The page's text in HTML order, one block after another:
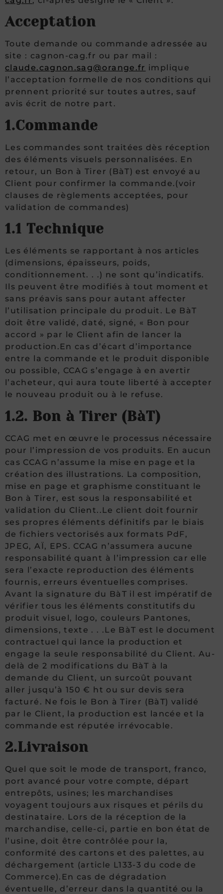
Acceptation
Toute demande ou commande adressée au
site : cagnon-cag.fr ou par mail :
claude.cagnon.sag@orange.fr implique
l’acceptation formelle de nos conditions qui
prennent priorité sur toutes autres, sauf
avis écrit de notre part.
1.Commande
Les commandes sont traitées dès réception
des éléments visuels personnalisées. En
retour, un Bon à Tirer (BàT) est envoyé au
Client pour confirmer la commande.(voir
clauses de règlements acceptées, pour
validation de commandes)
1.1 Technique
Les éléments se rapportant à nos articles
(dimensions, épaisseurs, poids,
conditionnement. . .) ne sont qu’indicatifs.
Ils peuvent être modifiés à tout moment et
sans préavis sans pour autant affecter
l’utilisation principale du produit. Le BàT
doit être validé, daté, signé, « Bon pour
accord » par le Client afin de lancer la
production.En cas d’écart d’importance
entre la commande et le produit disponible
ou possible, CCAG s’engage à en avertir
l’acheteur, qui aura toute liberté à accepter
le nouveau produit ou à le refuse.
1.2. Bon à Tirer (BàT)
CCAG met en œuvre le processus nécessaire
pour l’impression de vos produits. En aucun
cas CCAG n’assume la mise en page et la
création des illustrations. La composition,
mise en page et graphisme constituant le
Bon à Tirer, est sous la responsabilité et
validation du Client..Le client doit fournir
ses propres éléments définitifs par le biais
de fichiers vectorisés aux formats PdF,
JPEG, AÏ, EPS. CCAG n’assumera aucune
responsabilité quant à l’impression car elle
sera l’exacte reproduction des éléments
fournis, erreurs éventuelles comprises.
Avant la signature du BàT il est impératif de
vérifier tous les éléments constitutifs du
produit visuel, logo, couleurs Pantones,
dimensions, texte . . .Le BàT est le document
contractuel qui lance la production et
engage la seule responsabilité du Client. Au-
delà de 2 modifications du BàT à la
demande du Client, un surcoût pouvant
aller jusqu’à 150 € ht ou sur devis sera
facturé. Ne fois le Bon à Tirer (BàT) validé
par le Client, la production est lancée et la
commande est réputée irrévocable.
2.Livraison
Quel que soit le mode de transport, franco,
port avancé pour votre compte, départ
entrepôts, usines; les marchandises
voyagent toujours aux risques et périls du
destinataire. Lors de la réception de la
marchandise, celle-ci, partie en bon état de
l’usine, doit être contrôlée pour la,
conformité des cartons et des palettes, au
déchargement (article L133-3 du code de
Commerce).En cas de dégradation
éventuelle, d’erreur dans la quantité ou la